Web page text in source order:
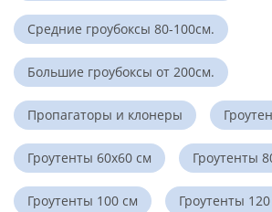
Средние гроубоксы 80-100см.
Большие гроубоксы от 200см.
Пропагаторы и клонеры
Гроутенты 60х60 см Гроутенты
Гроутенты 100 см Гроутенты